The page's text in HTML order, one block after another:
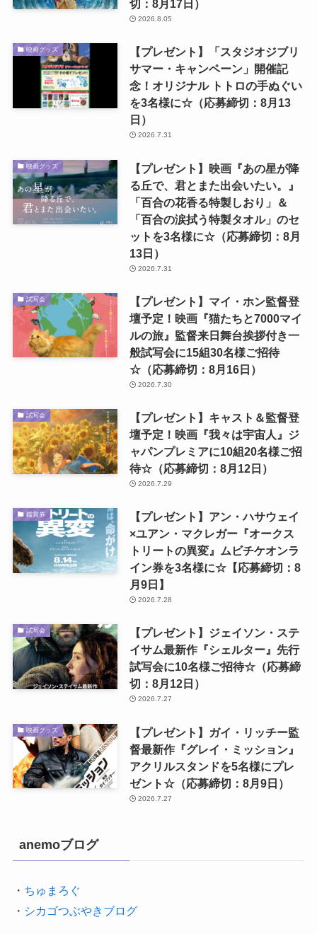
切：8月17日）
2026.8.05
映画グッズ
【プレゼント】「スタジオジブリ
サマー・キャンペーン」開催記
念！オリジナル トトロの手ぬぐい
を3名様に☆（応募締切：8月13
日）
2026.7.31
映画グッズ
【プレゼント】映画『あの星が降
る丘で、君とまた出会いたい。』
「百合の花香る特製しおり」＆
「百合の涙拭う特製タオル」のセ
ットを3名様に☆（応募締切：8月
13日）
2026.7.31
試写会
【プレゼント】マイ・ホン監督登
壇予定！映画『猫たちと7000マイ
ルの旅』監督来日舞台挨拶付き一
般試写会に15組30名様ご招待
☆（応募締切：8月16日）
2026.7.30
試写会
【プレゼント】キャスト＆監督登
壇予定！映画『我々は宇宙人』ジ
ャパンプレミアに10組20名様ご招
待☆（応募締切：8月12日）
2026.7.29
鑑賞券
【プレゼント】アン・ハサウェイ
×ユアン・マクレガー『オークス
トリートの異変』ムビチケオンラ
イン券を3名様に☆【応募締切：8
月9日】
2026.7.28
試写会
【プレゼント】ジェイソン・ステ
イサム最新作『シェルター』先行
試写会に10名様ご招待☆（応募締
切：8月12日）
2026.7.27
映画グッズ
【プレゼント】ガイ・リッチー監
督最新作『グレイ・ミッション』
アクリルスタンドを5名様にプレ
ゼント☆（応募締切：8月9日）
2026.7.27
anemoブログ
・ ちゅまろぐ
・ シカゴつぶやきブログ